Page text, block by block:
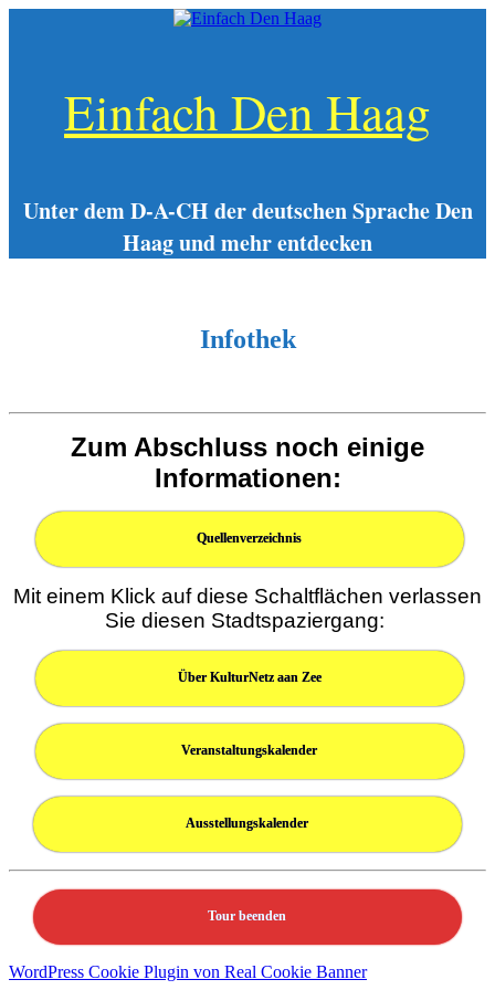
Einfach Den Haag
Unter dem D-A-CH der deutschen Sprache Den
Haag und mehr entdecken
Infothek
Zum Abschluss noch einige
Informationen:
Quellenverzeichnis
Mit einem Klick auf diese Schaltflächen verlassen
Sie diesen Stadtspaziergang:
Über KulturNetz aan Zee
Veranstaltungskalender
Ausstellungskalender
Tour beenden
WordPress Cookie Plugin von Real Cookie Banner